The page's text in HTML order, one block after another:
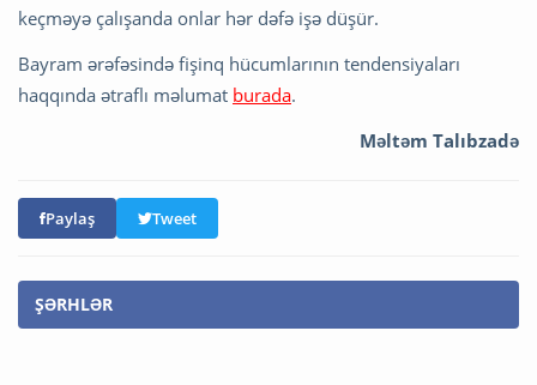
keçməyə çalışanda onlar hər dəfə işə düşür.
Bayram ərəfəsində fişinq hücumlarının tendensiyaları
haqqında ətraflı məlumat burada.
Məltəm Talıbzadə
Paylaş Tweet
ŞƏRHLƏR